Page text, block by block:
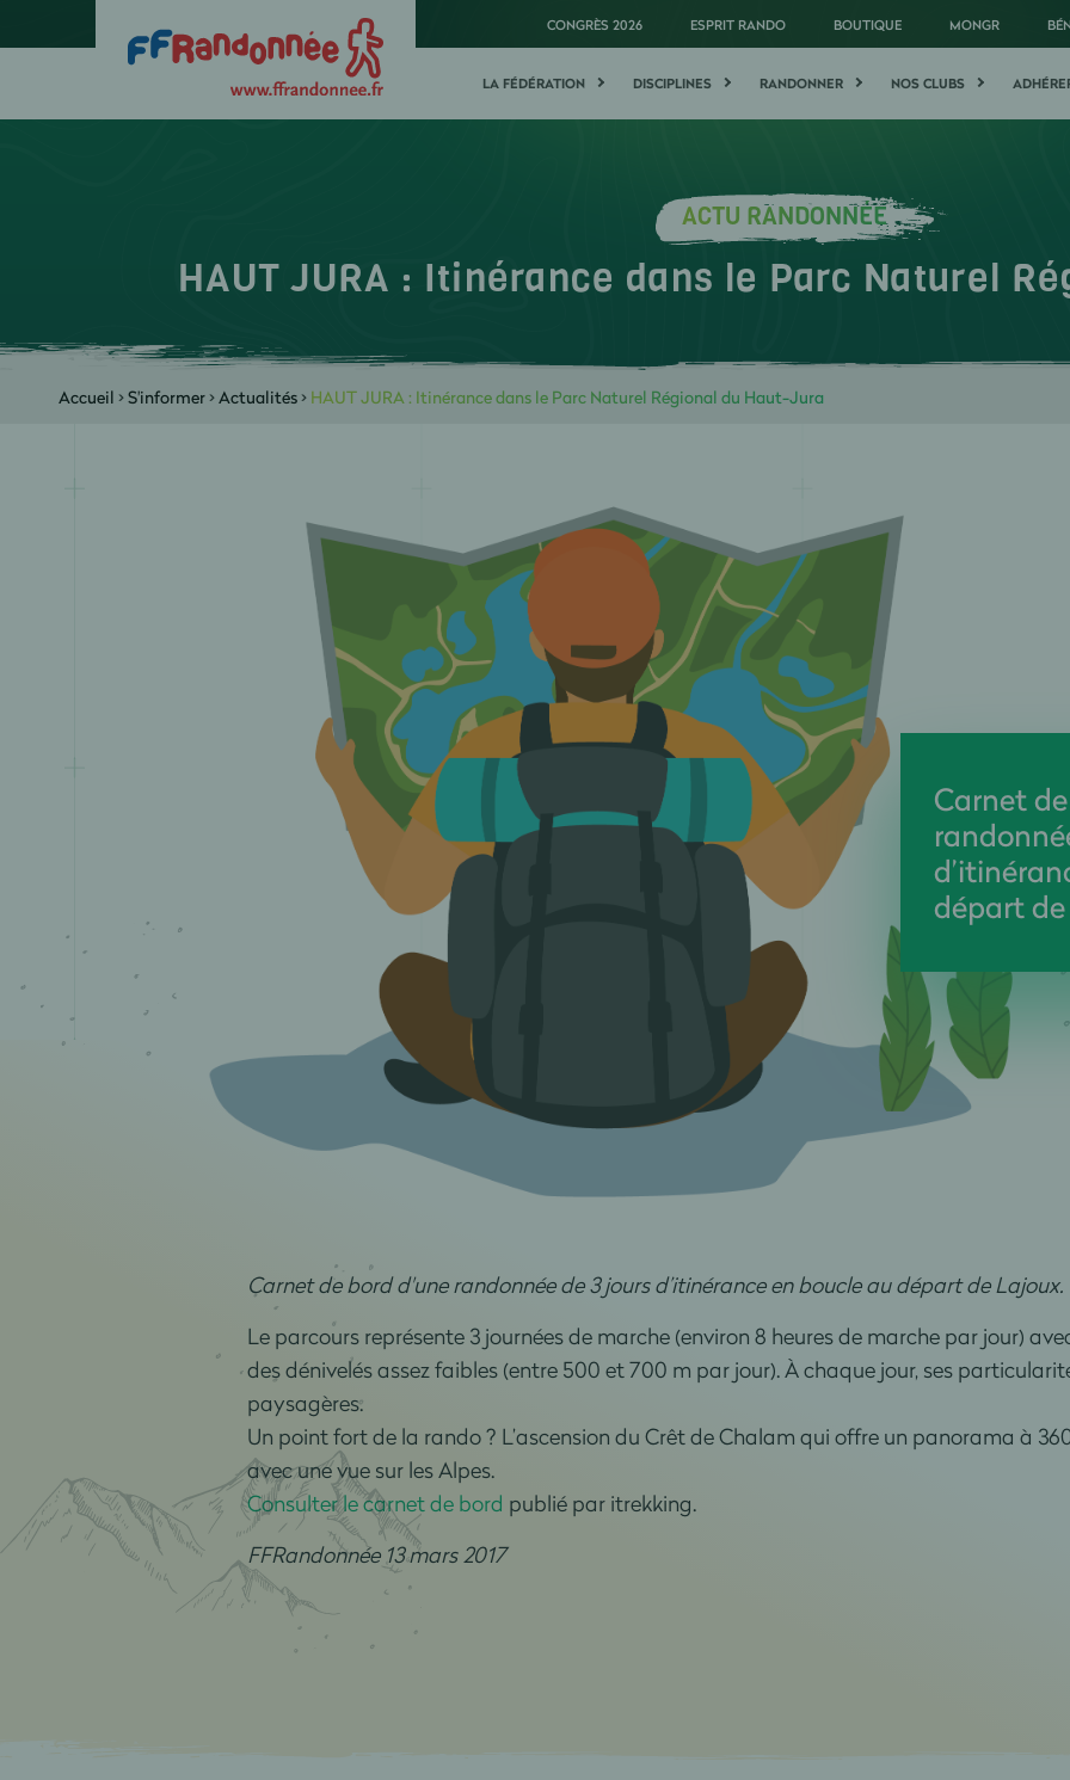
CONGRÈS 2026 ESPRIT RANDO BOUTIQUE MONGR
LA FÉDÉRATION DISCIPLINES RANDONNER NOS CLUBS
ACTU RANDONNÉE
HAUT JURA : Itinérance dans le Parc Naturel
Accueil >S'informer>Actualités> HAUT JURA : Itinérance dans le Parc Naturel Régional du Haut-Jura
Carnet
départ
Carnet de bord d'une randonnée de 3 jours d’itinérance en boucle au départ de Lajoux.
Le parcours représente 3 journées de marche (environ 8 heures de marche par jour)
des dénivelés assez faibles (entre 500 et 700 m par jour). À chaque jour, ses
paysagères.
Un point fort de la rando ? L’ascension du Crêt de Chalam qui offre un panorama à
avec une vue sur les Alpes.
Consulter le carnet de bord publié par itrekking.
FFRandonnée 13 mars 2017